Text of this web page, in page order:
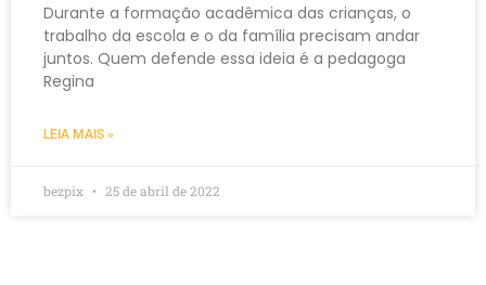
Durante a formação acadêmica das crianças, o
trabalho da escola e o da família precisam andar
juntos. Quem defende essa ideia é a pedagoga
Regina
LEIA MAIS »
bezpix 25 de abril de 2022